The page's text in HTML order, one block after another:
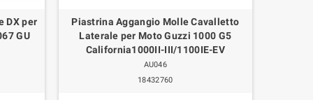
DX per
GU
Piastrina Aggangio Molle Cavalletto
Laterale per Moto Guzzi 1000 G5
California1000II-III/1100IE-EV
AU046
18432760